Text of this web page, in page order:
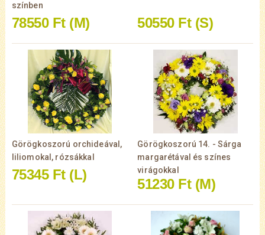
színben
78550 Ft (M) 50550 Ft (S)
Görögkoszorú orchideával,
liliomokal, rózsákkal
75345 Ft (L)
Görögkoszorú 14. - Sárga
margarétával és színes
virágokkal
51230 Ft (M)